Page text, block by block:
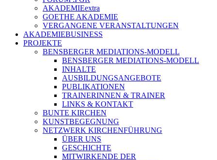
AKADEMIEextra
GOETHE AKADEMIE
VERGANGENE VERANSTALTUNGEN
AKADEMIEBUSINESS
PROJEKTE
BENSBERGER MEDIATIONS-MODELL
BENSBERGER MEDIATIONS-MODELL
INHALTE
AUSBILDUNGSANGEBOTE
PUBLIKATIONEN
TRAINERINNEN & TRAINER
LINKS & KONTAKT
BUNTE KIRCHEN
KUNSTBEGEGNUNG
NETZWERK KIRCHENFÜHRUNG
ÜBER UNS
GESCHICHTE
MITWIRKENDE DER